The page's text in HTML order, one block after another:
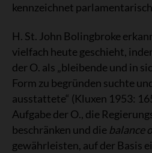
kennzeichnet
H. St. John Bolingbroke
vielfach heute geschieht,
der O. als „bleibende und in
Form zu begründen suchte
ausstattete“ (Kluxen 1953:
Aufgabe der O., die
beschränken und die balance
gewährleisten, auf der Basis